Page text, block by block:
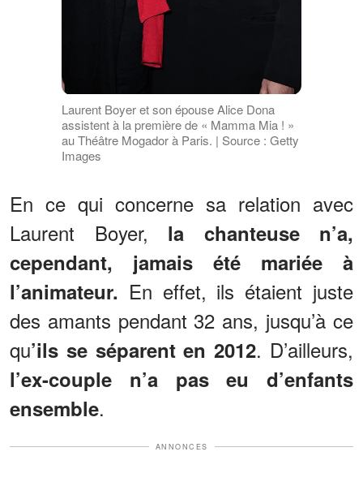
Laurent Boyer et son épouse Alice Dona
assistent à la première de « Mamma Mia ! »
au Théâtre Mogador à Paris. | Source : Getty
Images
En ce qui concerne sa relation avec
Laurent Boyer, la chanteuse n’a,
cependant, jamais été mariée à
l’animateur. En effet, ils étaient juste
des amants pendant 32 ans, jusqu’à ce
qu’ils se séparent en 2012. D’ailleurs,
l’ex-couple n’a pas eu d’enfants
ensemble.
ANNONCES